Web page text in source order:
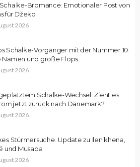
Bromance: Emotionaler Post von
für Džeko
2026
Schalke-Vorgänger mit der Nummer 10:
Namen und große Flops
2026
Schalke-Wechsel: Zieht es
jetzt zurück nach Dänemark?
2026
Stürmersuche: Update zu Ilenikhena,
und Musaba
2026